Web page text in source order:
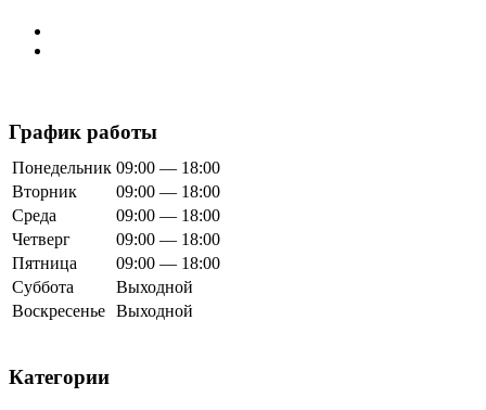
График работы
Понедельник 09:00 — 18:00
Вторник
09:00 — 18:00
Среда
09:00 — 18:00
Четверг
09:00 — 18:00
Пятница
09:00 — 18:00
Суббота
Выходной
Воскресенье Выходной
Категории